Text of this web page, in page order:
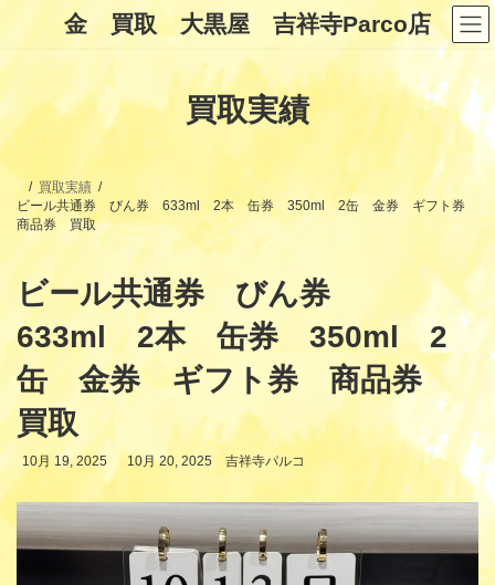
ン
キ
ッ
ー
に
移
金 買取 大黒屋 吉祥寺Parco店
買取実績
買取実績
ビール共通券 びん券 633ml 2本 缶券 350ml 2缶 金券 ギフト券
商品券 買取
ビール共通券 びん券
633ml 2本 缶券 350ml 2
缶 金券 ギフト券 商品券
買取
10月 19, 2025
最
日
時
10月 20, 2025 吉祥寺パルコ